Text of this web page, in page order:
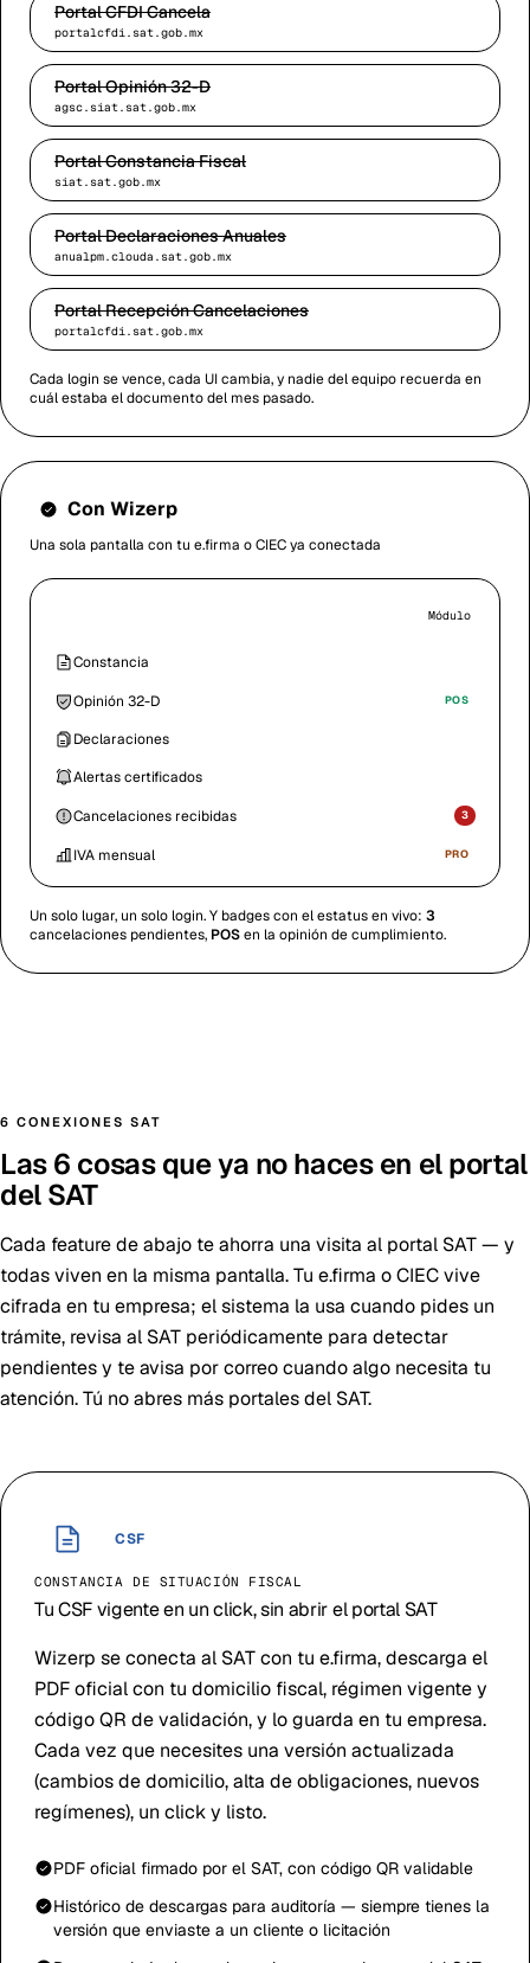
Portal CFDI Cancela
portalcfdi.sat.gob.mx
Portal Opinión 32-D
agsc.siat.sat.gob.mx
Portal Constancia Fiscal
siat.sat.gob.mx
Portal Declaraciones Anuales
anualpm.clouda.sat.gob.mx
Portal Recepción Cancelaciones
portalcfdi.sat.gob.mx
Cada login se vence, cada UI cambia, y nadie del equipo recuerda en
cuál estaba el documento del mes pasado.
Con Wizerp
Una sola pantalla con tu e.firma o CIEC ya conectada
Módulo
Constancia
Opinión 32-D POS
Declaraciones
Alertas certificados
Cancelaciones recibidas 3
IVA mensual PRO
Un solo lugar, un solo login. Y badges con el estatus en vivo: 3
cancelaciones pendientes, POSen la opinión de cumplimiento.
6 CONEXIONES SAT
Las 6 cosas que ya no haces en el portal
del SAT
Cada feature de abajo te ahorra una visita al portal SAT — y
todas viven en la misma pantalla. Tu e.firma o CIEC vive
cifrada en tu empresa; el sistema la usa cuando pides un
trámite, revisa al SAT periódicamente para detectar
pendientes y te avisa por correo cuando algo necesita tu
atención. Tú no abres más portales del SAT.
CSF
CONSTANCIA DE SITUACIÓN FISCAL
Tu CSF vigente en un click, sin abrir el portal SAT
Wizerp se conecta al SAT con tu e.firma, descarga el
PDF oficial con tu domicilio fiscal, régimen vigente y
código QR de validación, y lo guarda en tu empresa.
Cada vez que necesites una versión actualizada
(cambios de domicilio, alta de obligaciones, nuevos
regímenes), un click y listo.
PDF oficial firmado por el SAT, con código QR validable
Histórico de descargas para auditoría — siempre tienes la
versión que enviaste a un cliente o licitación